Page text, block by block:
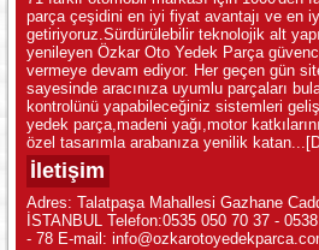
parça çeşidini en iyi fiyat avantajı ve en
getiriyoruz.Sürdürülebilir teknolojik alt
yenileyen Özkar Oto Yedek Parça
vermeye devam ediyor. Her geçen gün
sayesinde aracınıza uyumlu parçaları
kontrolünü yapabileceğiniz sistemleri
yedek parça,madeni yağı,motor
özel tasarımla arabanıza yenilik katan...
İletişim
Adres: Talatpaşa Mahallesi Gazhane
İSTANBUL Telefon:0535 050 70 37 -
- 78 E-mail: